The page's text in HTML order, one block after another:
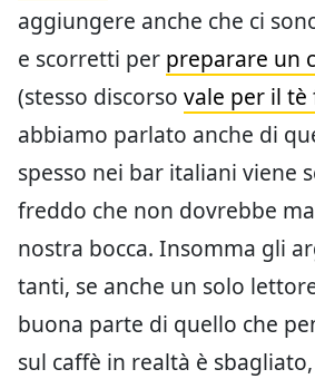
aggiungere anche che ci
e scorretti per preparare un
(stesso discorso vale per il
abbiamo parlato anche di
spesso nei bar italiani viene
freddo che non dovrebbe
nostra bocca. Insomma gli
tanti, se anche un solo
buona parte di quello che
sul caffè in realtà è